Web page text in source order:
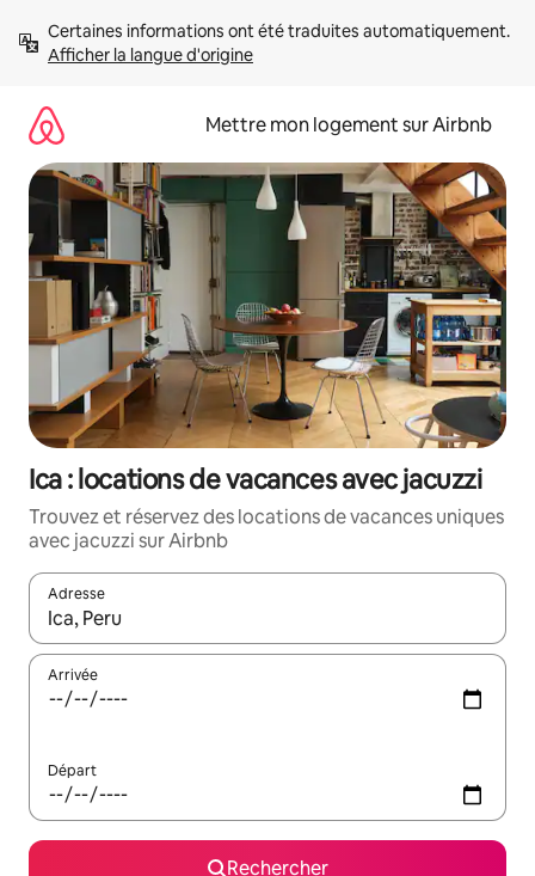
directement
Afficher la langue d'origine
Mettre mon logement sur Airbnb
Ica : locations de vacances avec jacuzzi
Trouvez et réservez des locations de vacances uniques
avec jacuzzi sur Airbnb
Adresse
Lorsque les résultats s'affichent, utilisez les flèches vers le
Arrivée
Départ
Rechercher